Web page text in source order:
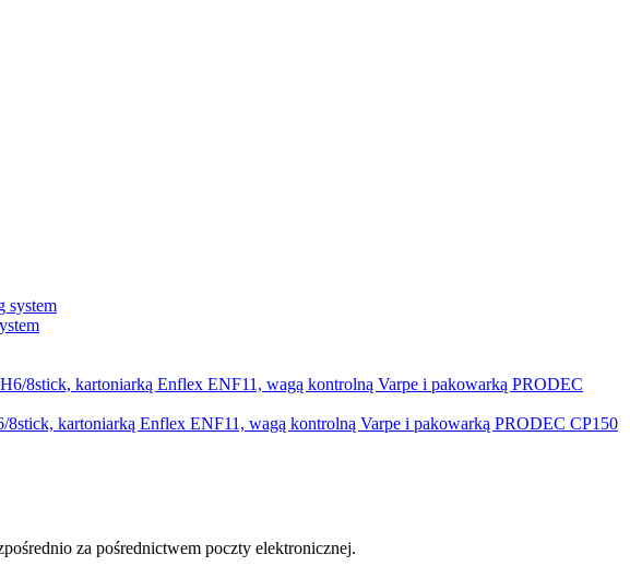
kartoniarką Enflex ENF11, wagą kontrolną Varpe i pakowarką PRODEC CP150
za pośrednictwem poczty elektronicznej.